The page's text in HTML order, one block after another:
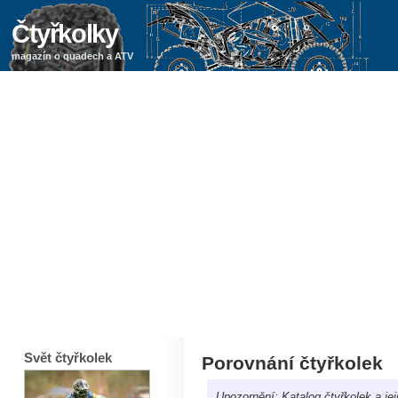
Čtyřkolky
magazín o quadech a ATV
Porovnání čtyřkolek
Svět čtyřkolek